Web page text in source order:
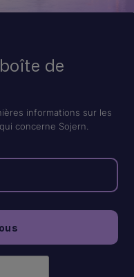
de
informations sur les
concerne Sojern.